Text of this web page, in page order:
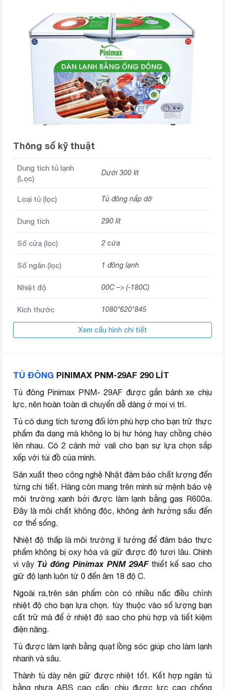
Thông số kỹ thuật
Dung tích tủ lạnh
(Lọc)
Dưới 300 lít
Loại tủ (lọc) Tủ đông nắp dỡ
Dung tích 290 lít
Số cửa (lọc) 2 cửa
Số ngăn (lọc) 1 đông lạnh
Nhiệt độ 00C –> (-180C)
Kích thước 1080*620*845
R134a
Xem cấu hình chi tiết
TỦ ĐÔNG PINIMAX PNM-29AF 290 LÍT
Tủ đông Pinimax PNM- 29AF được gắn bánh xe chịu
lực, nên hoàn toàn di chuyển dễ dàng ở mọi vị trí.
Tủ có dung tích tương đối lớn phù hợp cho bạn trữ thực
phẩm đa dạng mà không lo bị hư hỏng hay chồng chéo
lên nhau. Có 2 cánh mở vali cho bạn sự lựa chọn sắp
xếp với túi đồ của mình.
Sản xuất theo công nghệ Nhật đảm bảo chất lượng đến
từng chi tiết. Hàng còn mang trên mình sứ mệnh bảo vệ
môi trường xanh bởi được làm lạnh bằng gas R600a.
Đây là môi chất không độc, không ảnh hưởng sấu đến
cơ thể sống.
Nhiệt độ thấp là môi trường lí tưởng để đảm bảo thực
phẩm không bị oxy hóa và giữ được độ tươi lâu. Chính
vì vậy Tủ đông Pinimax PNM 29AFthiết kế sao cho
giữ độ lạnh luôn từ 0 đến âm 18 độ C.
Ngoài ra,trên sản phẩm còn có nhiều nấc điều chỉnh
nhiệt độ cho bạn lựa chọn. tùy thuộc vào số lượng bạn
cất trữ mà để ở nhiệt độ sao cho phù hợp và tiết kiệm
điện năng.
Tủ được làm lạnh bằng quạt lồng sóc giúp cho làm lạnh
nhanh và sâu.
Thành tủ dày nên giữ được nhiệt tốt. Kết hợp ngăn tủ
bằng nhựa ABS cao cấp, chịu được lực cao chống